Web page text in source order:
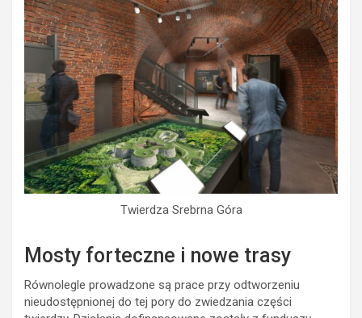
Twierdza Srebrna Góra
Mosty forteczne i nowe trasy
Równolegle prowadzone są prace przy odtworzeniu
nieudostępnionej do tej pory do zwiedzania części